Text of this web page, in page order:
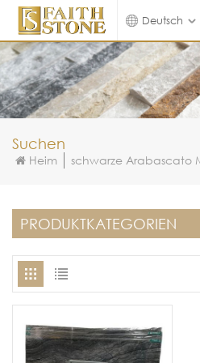
Deutsch
Suchen
Heim schwarze Arabascato
PRODUKTKATEGORIEN